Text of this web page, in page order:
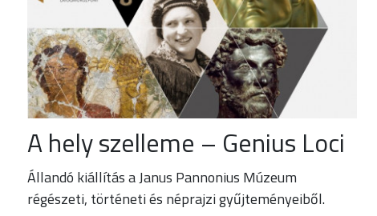
A hely szelleme – Genius Loci
Állandó kiállítás a Janus Pannonius Múzeum
régészeti, történeti és néprajzi gyűjteményeiből.